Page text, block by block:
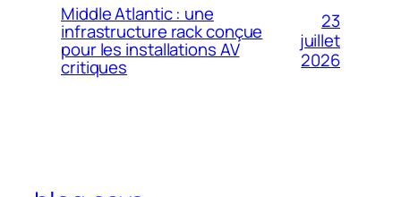
Middle Atlantic : une
infrastructure rack conçue
pour les installations AV
critiques
23
juillet
2026